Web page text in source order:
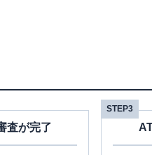
査が完了
STEP3